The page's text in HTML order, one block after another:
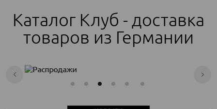
Каталог Клуб - доставка
товаров из Германии